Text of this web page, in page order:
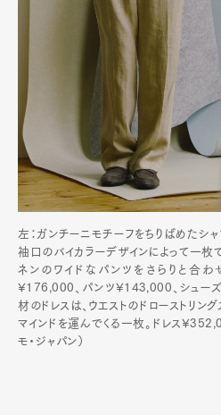
左：ガンチーニモチーフをちりばめたシ
袖口のバイカラーデザインによって一
ネンのワイドなパンツをさらりと合わ
¥176,000、パンツ¥143,000、シュ
材のドレスは、ウエストのドローストリン
マインドを運んでくる一枚。ドレス
モ・ジャパン）